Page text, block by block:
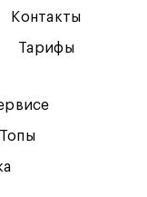
Контакты
Тарифы